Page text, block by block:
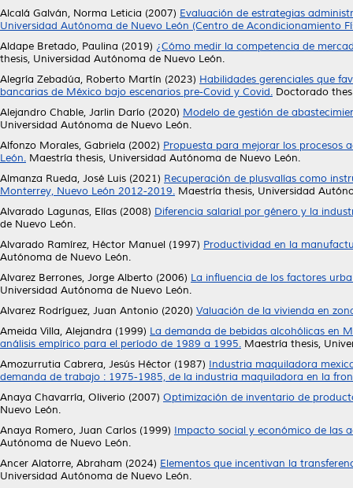
Alcalá Galván, Norma Leticia (2007) Evaluación de estrategias
Universidad Autónoma de Nuevo León (Centro de Acondicionamiento
Aldape Bretado, Paulina (2019) ¿Cómo medir la competencia de
thesis, Universidad Autónoma de Nuevo León.
Alegría Zebadúa, Roberto Martín (2023) Habilidades gerenciales que
bancarias de México bajo escenarios pre-Covid y Covid. Doctorado
Alejandro Chable, Jarlin Darío (2020) Modelo de gestión de
Universidad Autónoma de Nuevo León.
Alfonzo Morales, Gabriela (2002) Propuesta para mejorar los procesos
León. Maestría thesis, Universidad Autónoma de Nuevo León.
Almanza Rueda, José Luis (2021) Recuperación de plusvalías como
Monterrey, Nuevo León 2012-2019. Maestría thesis, Universidad
Alvarado Lagunas, Elías (2008) Diferencia salarial por género y la
de Nuevo León.
Alvarado Ramírez, Héctor Manuel (1997) Productividad en la
Autónoma de Nuevo León.
Alvarez Berrones, Jorge Alberto (2006) La influencia de los factores
Universidad Autónoma de Nuevo León.
Alvarez Rodríguez, Juan Antonio (2020) Valuación de la vivienda en
Ameida Villa, Alejandra (1999) La demanda de bebidas alcohólicas en
análisis empírico para el período de 1989 a 1995. Maestría thesis,
Amozurrutia Cabrera, Jesús Héctor (1987) Industria maquiladora
demanda de trabajo : 1975-1985, de la industria maquiladora en la
Anaya Chavarría, Oliverio (2007) Optimización de inventario de
Nuevo León.
Anaya Romero, Juan Carlos (1999) Impacto social y económico de las
Autónoma de Nuevo León.
Ancer Alatorre, Abraham (2024) Elementos que incentivan la
Universidad Autónoma de Nuevo León.